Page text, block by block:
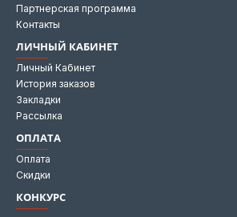
Партнерская программа
Контакты
ЛИЧНЫЙ КАБИНЕТ
Личный Кабинет
История заказов
Закладки
Рассылка
ОПЛАТА
Оплата
Скидки
КОНКУРС